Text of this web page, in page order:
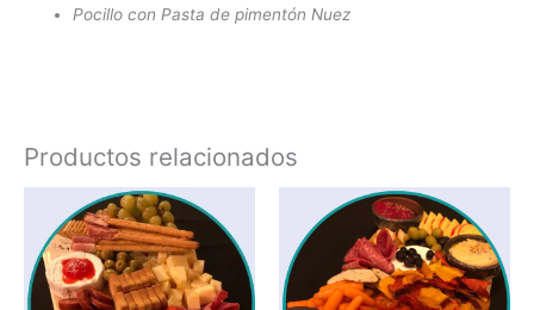
Pocillo con Pasta de pimentón Nuez
Productos relacionados
Rango
de
precios:
desde
$33.900
hasta
producto
tiene
múltiples
variantes.
Rango
de
precios:
desde
$41.600
hasta
tiene